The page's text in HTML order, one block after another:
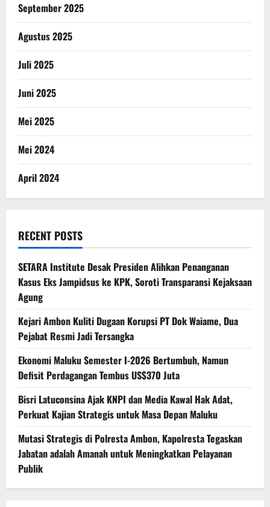
September 2025
Agustus 2025
Juli 2025
Juni 2025
Mei 2025
Mei 2024
April 2024
RECENT POSTS
SETARA Institute Desak Presiden Alihkan Penanganan
Kasus Eks Jampidsus ke KPK, Soroti Transparansi Kejaksaan
Agung
Kejari Ambon Kuliti Dugaan Korupsi PT Dok Waiame, Dua
Pejabat Resmi Jadi Tersangka
Ekonomi Maluku Semester I-2026 Bertumbuh, Namun
Defisit Perdagangan Tembus US$370 Juta
Bisri Latuconsina Ajak KNPI dan Media Kawal Hak Adat,
Perkuat Kajian Strategis untuk Masa Depan Maluku
Mutasi Strategis di Polresta Ambon, Kapolresta Tegaskan
Jabatan adalah Amanah untuk Meningkatkan Pelayanan
Publik